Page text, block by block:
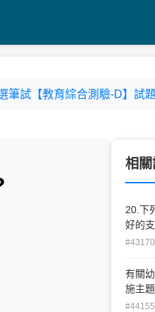
筆試【教育綜合測驗-D】試
相
20.下
好的支持? (A)人類具有
的生理器官 (B)事實證
現特別敏銳
傷時
有關
施主
做預